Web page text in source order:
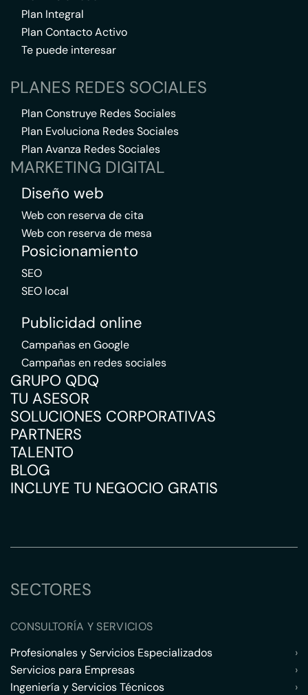
Plan Integral
Plan Contacto Activo
Te puede interesar
PLANES REDES SOCIALES
Plan Construye Redes Sociales
Plan Evoluciona Redes Sociales
Plan Avanza Redes Sociales
MARKETING DIGITAL
Diseño web
Web con reserva de cita
Web con reserva de mesa
Posicionamiento
SEO
SEO local
Publicidad online
Campañas en Google
Campañas en redes sociales
GRUPO QDQ
TU ASESOR
SOLUCIONES CORPORATIVAS
PARTNERS
TALENTO
BLOG
INCLUYE TU NEGOCIO GRATIS
SECTORES
CONSULTORÍA Y SERVICIOS
Profesionales y Servicios Especializados
›
Servicios para Empresas
›
Ingeniería y Servicios Técnicos
›